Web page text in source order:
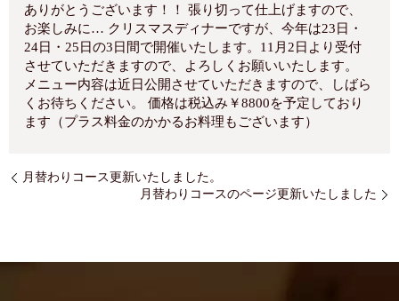
ありがとうございます！！ 張り切って仕上げますので、
お楽しみに… クリスマスディナーですが、今年は23日・
24日・25日の3日間で開催いたします。11月2日より受付
させていただきますので、よろしくお願いいたします。
メニュー内容は近日公開させていただきますので、しばら
くお待ちください。 価格は税込み￥8800を予定しており
ます（プラス料金のかかるお料理もございます）
月替わりコース更新いたしました。
月替わりコースのページ更新いたしました